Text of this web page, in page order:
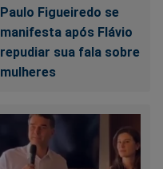
Paulo Figueiredo se
manifesta após Flávio
repudiar sua fala sobre
mulheres